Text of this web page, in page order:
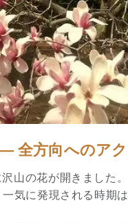
全方向へのア
山の花が開きました。
気に発現される時期